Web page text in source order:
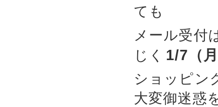
ても
メール受付
じく 1/7（
ショッピン
大変御迷惑